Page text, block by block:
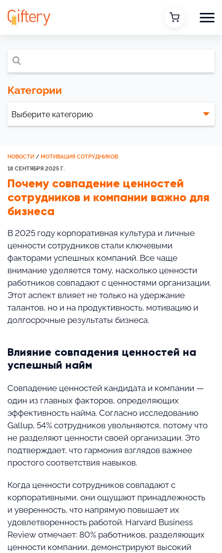
Категории
НОВОСТИ / МОТИВАЦИЯ СОТРУДНИКОВ
18 СЕНТЯБРЯ 2025 Г.
Почему совпадение ценностей
сотрудников и компании важно для
бизнеса
В 2025 году корпоративная культура и личные
ценности сотрудников стали ключевыми
факторами успешных компаний. Все чаще
внимание уделяется тому, насколько ценности
работников совпадают с ценностями организации.
Этот аспект влияет не только на удержание
талантов, но и на продуктивность, мотивацию и
долгосрочные результаты бизнеса.
Влияние совпадения ценностей на
успешный найм
Совпадение ценностей кандидата и компании —
один из главных факторов, определяющих
эффективность найма. Согласно исследованию
Gallup, 54% сотрудников увольняются, потому что
не разделяют ценности своей организации. Это
подтверждает, что гармония взглядов важнее
простого соответствия навыков.
Когда ценности сотрудников совпадают с
корпоративными, они ощущают принадлежность
и уверенность, что напрямую повышает их
удовлетворенность работой. Harvard Business
Review отмечает: 80% работников, разделяющих
ценности компании, демонстрируют высокий